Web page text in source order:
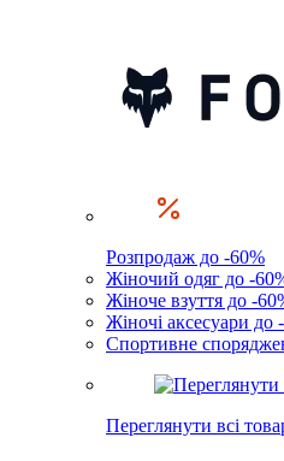
Розпродаж до -60%
Жіночий одяг до -
Жіноче взуття до -
Жіночі аксесуари до
Спортивне
Переглянути всі